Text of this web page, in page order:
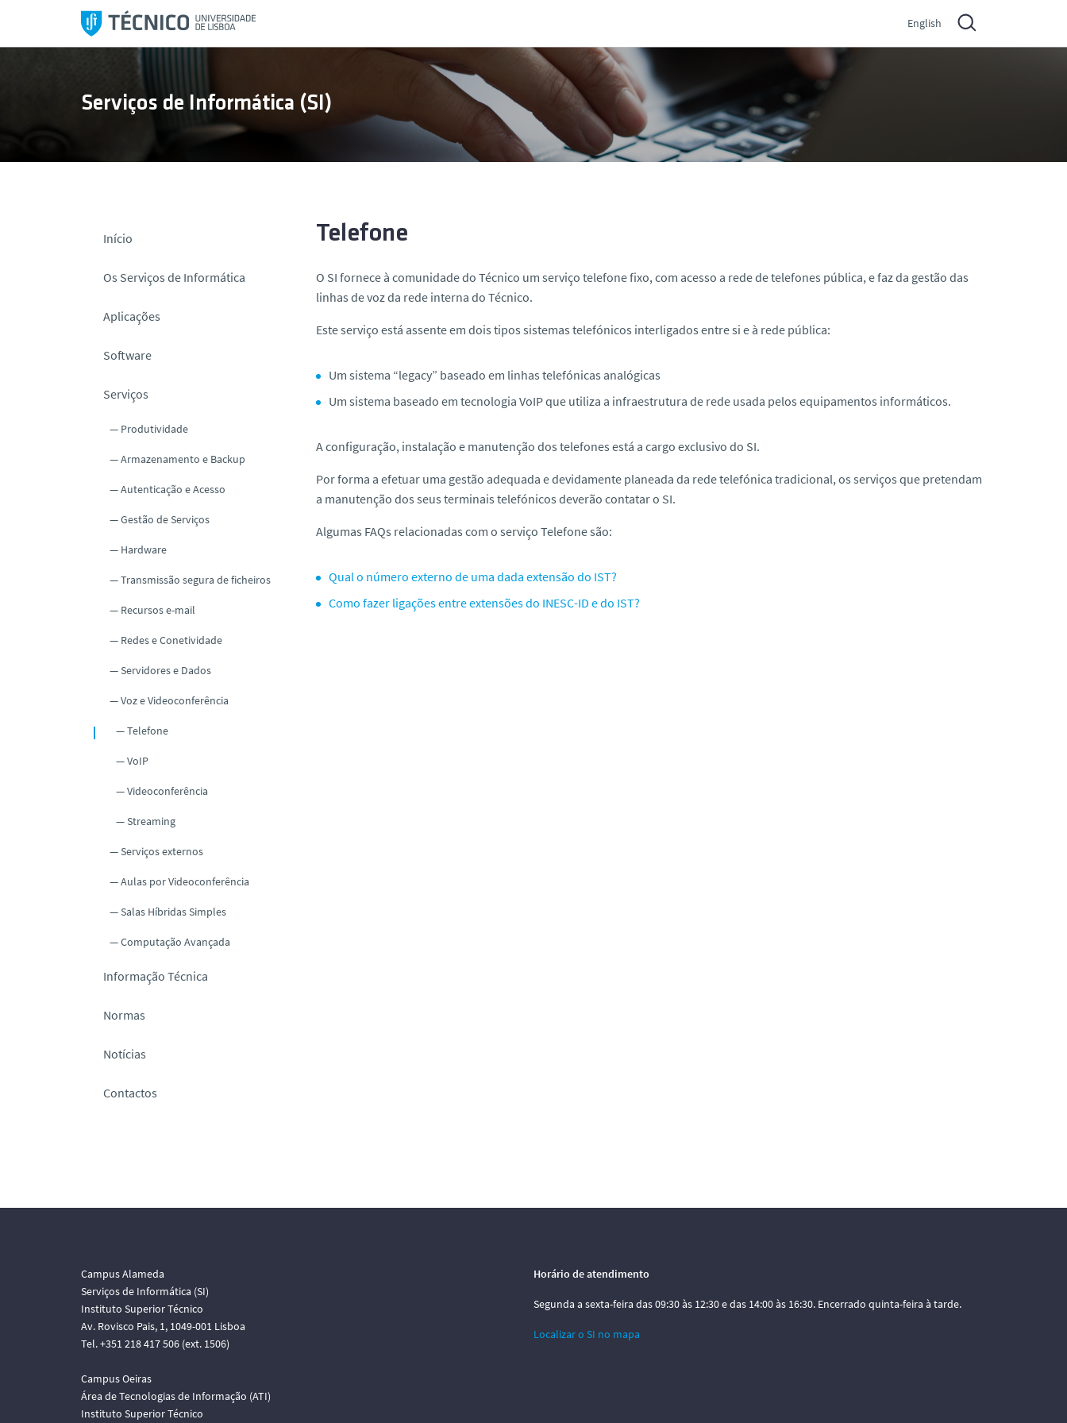
l
English
Serviços de Informática (SI)
Início
Os Serviços de Informática
Aplicações
Software
Serviços
Produtividade
Armazenamento e Backup
Autenticação e Acesso
Gestão de Serviços
Hardware
Transmissão segura de ficheiros
Recursos e-mail
Redes e Conetividade
Servidores e Dados
Voz e Videoconferência
Telefone
VoIP
Videoconferência
Streaming
Serviços externos
Aulas por Videoconferência
Salas Híbridas Simples
Computação Avançada
Informação Técnica
Normas
Notícias
Contactos
Telefone
O SI fornece à comunidade do Técnico um serviço telefone fixo, com acesso a rede de telefones pública, e faz da gestão das
linhas de voz da rede interna do Técnico.
Este serviço está assente em dois tipos sistemas telefónicos interligados entre si e à rede pública:
Um sistema “legacy” baseado em linhas telefónicas analógicas
Um sistema baseado em tecnologia VoIP que utiliza a infraestrutura de rede usada pelos equipamentos informáticos.
A configuração, instalação e manutenção dos telefones está a cargo exclusivo do SI.
Por forma a efetuar uma gestão adequada e devidamente planeada da rede telefónica tradicional, os serviços que pretendam
a manutenção dos seus terminais telefónicos deverão contatar o SI.
Algumas FAQs relacionadas com o serviço Telefone são:
Qual o número externo de uma dada extensão do IST?
Como fazer ligações entre extensões do INESC-ID e do IST?
Campus Alameda
Serviços de Informática (SI)
Instituto Superior Técnico
Av. Rovisco Pais, 1, 1049-001 Lisboa
Tel. +351 218 417 506 (ext. 1506)
Campus Oeiras
Área de Tecnologias de Informação (ATI)
Instituto Superior Técnico
Horário de atendimento
Segunda a sexta-feira das 09:30 às 12:30 e das 14:00 às 16:30. Encerrado quinta-feira à tarde.
Localizar o SI no mapa